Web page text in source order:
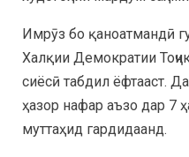
Имрӯз бо қаноатмандӣ
Халқии Демократии
сиёсӣ табдил ёфтааст.
ҳазор нафар аъзо дар 7
муттаҳид гардидаанд.